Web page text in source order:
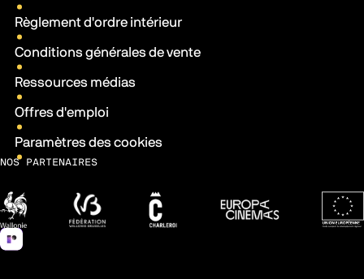
Règlement d'ordre intérieur
Conditions générales de vente
Ressources médias
Offres d'emploi
Paramètres des cookies
NOS PARTENAIRES
Wallonie Fédération Wallonie-Bruxelles
Ville de CharleroiEuropa Cinemas